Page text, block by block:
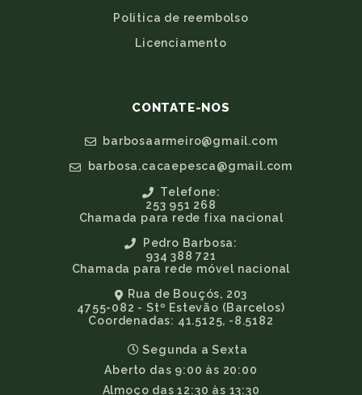
Politica de reembolso
Licenciamento
CONTATE-NOS
barbosaarmeiro@gmail.com
barbosa.cacaepesca@gmail.com
Telefone:
253 951 268
Chamada para rede fixa nacional
Pedro Barbosa:
934 388 721
Chamada para rede móvel nacional
Rua de Bouçós, 203
4755-082 - Stº Estevão (Barcelos)
Coordenadas: 41.5125, -8.5182
Segunda a Sexta
Aberto das 9:00 às 20:00
Almoço das 12:30 às 13:30